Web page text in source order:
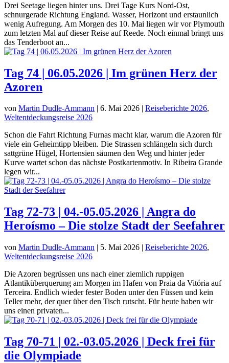
Drei Seetage liegen hinter uns. Drei Tage Kurs Nord-Ost,
schnurgerade Richtung England. Wasser, Horizont und erstaunlich
wenig Aufregung. Am Morgen des 10. Mai liegen wir vor Plymouth
zum letzten Mal auf dieser Reise auf Reede. Noch einmal bringt uns
das Tenderboot an...
Tag 74 | 06.05.2026 | Im grünen Herz der
Azoren
von Martin Dudle-Ammann | 6. Mai 2026 | Reiseberichte 2026,
Weltentdeckungsreise 2026
Schon die Fahrt Richtung Furnas macht klar, warum die Azoren für
viele ein Geheimtipp bleiben. Die Strassen schlängeln sich durch
sattgrüne Hügel, Hortensien säumen den Weg und hinter jeder
Kurve wartet schon das nächste Postkartenmotiv. In Ribeira Grande
legen wir...
Tag 72-73 | 04.-05.05.2026 | Angra do
Heroísmo – Die stolze Stadt der Seefahrer
von Martin Dudle-Ammann | 5. Mai 2026 | Reiseberichte 2026,
Weltentdeckungsreise 2026
Die Azoren begrüssen uns nach einer ziemlich ruppigen
Atlantiküberquerung am Morgen im Hafen von Praia da Vitória auf
Terceira. Endlich wieder fester Boden unter den Füssen und kein
Teller mehr, der quer über den Tisch rutscht. Für heute haben wir
uns einen privaten...
Tag 70-71 | 02.-03.05.2026 | Deck frei für
die Olympiade